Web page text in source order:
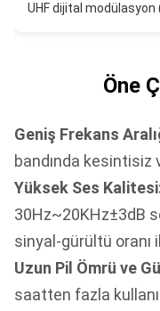
UHF dijital modülasyon
Öne
Geniş Frekans
bandında kesintisiz
Yüksek Ses
30Hz~20KHz±3dB
sinyal-gürültü
Uzun Pil Ömrü ve
saatten fazla